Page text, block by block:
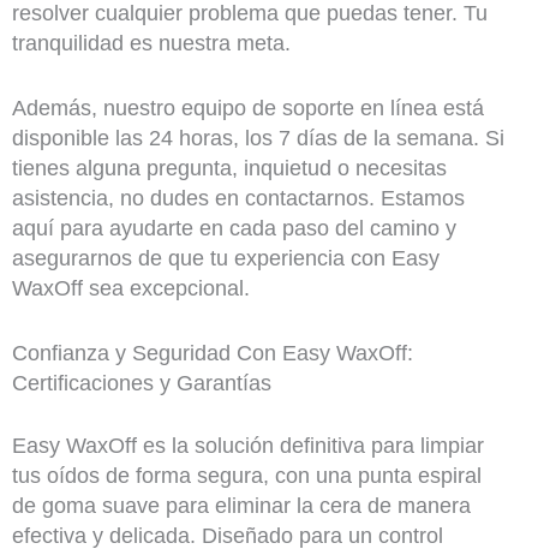
resolver cualquier problema que puedas tener. Tu
tranquilidad es nuestra meta.
Además, nuestro equipo de soporte en línea está
disponible las 24 horas, los 7 días de la semana. Si
tienes alguna pregunta, inquietud o necesitas
asistencia, no dudes en contactarnos. Estamos
aquí para ayudarte en cada paso del camino y
asegurarnos de que tu experiencia con Easy
WaxOff sea excepcional.
Confianza y Seguridad Con Easy WaxOff:
Certificaciones y Garantías
Easy WaxOff es la solución definitiva para limpiar
tus oídos de forma segura, con una punta espiral
de goma suave para eliminar la cera de manera
efectiva y delicada. Diseñado para un control